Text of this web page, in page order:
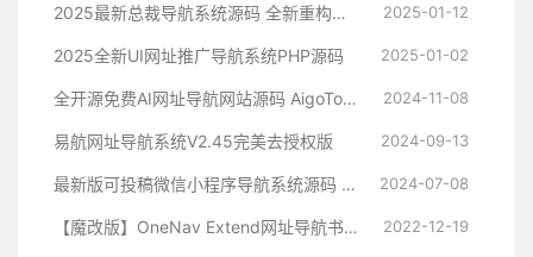
2025最新总裁导航系统源码 全新重构版强势回归 2025-01-12
2025全新UI网址推广导航系统PHP源码 2025-01-02
全开源免费AI网址导航网站源码 AigoTools 2024-11-08
易航网址导航系统V2.45完美去授权版 2024-09-13
最新版可投稿微信小程序导航系统源码 免费 2024-07-08
【魔改版】OneNav Extend网址导航书签系统源码 2022-12-19